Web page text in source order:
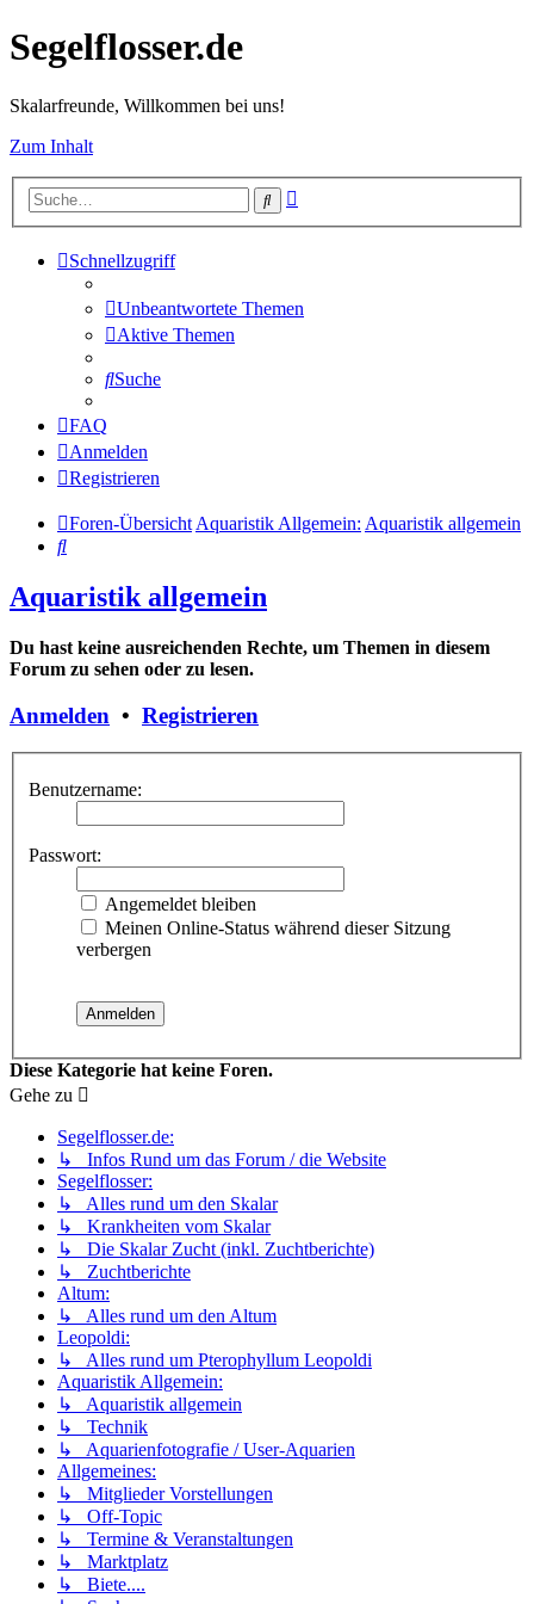
Segelflosser.de
Skalarfreunde, Willkommen bei uns!
Zum Inhalt
Suche
Schnellzugriff
Unbeantwortete Themen
Aktive Themen
Suche
FAQ
Anmelden
Registrieren
Foren-ÜbersichtAquaristik Allgemein: Aquaristik allgemein
Suche
Aquaristik allgemein
Du hast keine ausreichenden Rechte, um Themen in diesem
Forum zu sehen oder zu lesen.
Anmelden • Registrieren
Benutzername:
Passwort:
Angemeldet bleiben
Meinen Online-Status während dieser Sitzung
verbergen
Diese Kategorie hat keine Foren.
Gehe zu
Segelflosser.de:
↳ Infos Rund um das Forum / die Website
Segelflosser:
↳ Alles rund um den Skalar
↳ Krankheiten vom Skalar
↳ Die Skalar Zucht (inkl. Zuchtberichte)
↳ Zuchtberichte
Altum:
↳ Alles rund um den Altum
Leopoldi:
↳ Alles rund um Pterophyllum Leopoldi
Aquaristik Allgemein:
↳ Aquaristik allgemein
↳ Technik
↳ Aquarienfotografie / User-Aquarien
Allgemeines:
↳ Mitglieder Vorstellungen
↳ Off-Topic
↳ Termine & Veranstaltungen
↳ Marktplatz
↳ Biete....